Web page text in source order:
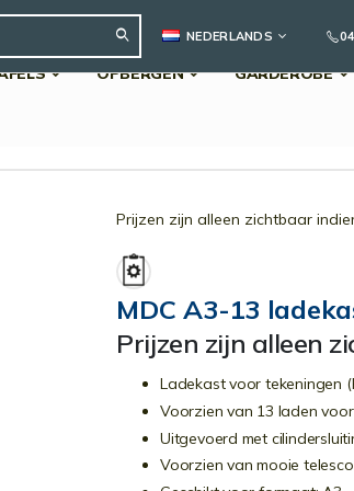
Search
TAALNEDERLANDS
OPBERGEN GARDEROBE
MDC A3-13
Prijzen zijn alleen
Ladekast voor tekeningen
Voorzien van 13 laden
Uitgevoerd met
Voorzien van mooie
Prijzen zijn alleen zichtbaar